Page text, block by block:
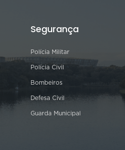
Segurança
Polícia Militar
Polícia Civil
Bombeiros
Defesa Civil
Guarda Municipal